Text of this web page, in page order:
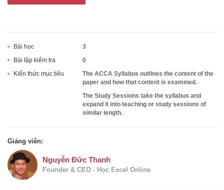
MOS
Bài học
3
Bài tập kiểm tra
0
Kiến thức mục tiêu
The ACCA Syllabus outlines the content of the
paper and how that content is examined.
The Study Sessions take the syllabus and
expand it into teaching or study sessions of
similar length.
Giảng viên:
Nguyễn Đức Thanh
Founder & CEO - Học Excel Online